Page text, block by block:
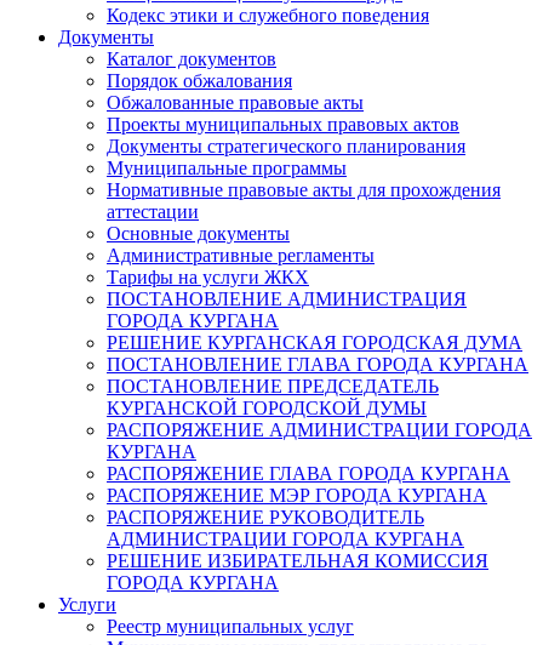
Кодекс этики и служебного поведения
Документы
Каталог документов
Порядок обжалования
Обжалованные правовые акты
Проекты муниципальных правовых актов
Документы стратегического планирования
Муниципальные программы
Нормативные правовые акты для прохождения
аттестации
Основные документы
Административные регламенты
Тарифы на услуги ЖКХ
ПОСТАНОВЛЕНИЕ АДМИНИСТРАЦИЯ
ГОРОДА КУРГАНА
РЕШЕНИЕ КУРГАНСКАЯ ГОРОДСКАЯ ДУМА
ПОСТАНОВЛЕНИЕ ГЛАВА ГОРОДА КУРГАНА
ПОСТАНОВЛЕНИЕ ПРЕДСЕДАТЕЛЬ
КУРГАНСКОЙ ГОРОДСКОЙ ДУМЫ
РАСПОРЯЖЕНИЕ АДМИНИСТРАЦИИ ГОРОДА
КУРГАНА
РАСПОРЯЖЕНИЕ ГЛАВА ГОРОДА КУРГАНА
РАСПОРЯЖЕНИЕ МЭР ГОРОДА КУРГАНА
РАСПОРЯЖЕНИЕ РУКОВОДИТЕЛЬ
АДМИНИСТРАЦИИ ГОРОДА КУРГАНА
РЕШЕНИЕ ИЗБИРАТЕЛЬНАЯ КОМИССИЯ
ГОРОДА КУРГАНА
Услуги
Реестр муниципальных услуг